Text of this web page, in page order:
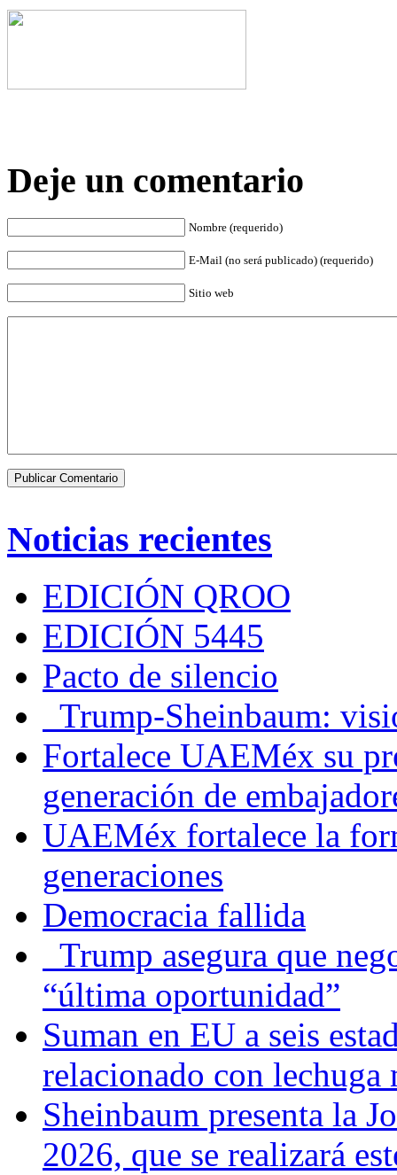
Deje un comentario
Nombre (requerido)
E-Mail (no será publicado) (requerido)
Sitio web
Noticias recientes
EDICIÓN QROO
EDICIÓN 5445
Pacto de silencio
Trump-Sheinbaum:
Fortalece UAEMéx su
generación de
UAEMéx fortalece la
generaciones
Democracia fallida
Trump asegura que
“última oportunidad”
Suman en EU a seis
relacionado con lechuga
Sheinbaum presenta la
2026, que se realizará